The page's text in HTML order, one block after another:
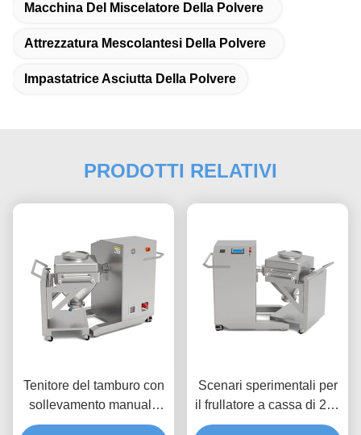
Macchina Del Miscelatore Della Polvere
Attrezzatura Mescolantesi Della Polvere
Impastatrice Asciutta Della Polvere
PRODOTTI RELATIVI
Tenitore del tamburo con
sollevamento manuale
dell'asse Z e taratura
Scenari sperimentali per
il frullatore a cassa di 220
V per l'industria chimica